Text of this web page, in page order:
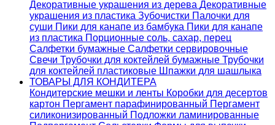
Декоративные украшения из дерева Декоративные
украшения из пластика Зубочистки Палочки для
суши Пики для канапе из бамбука Пики для канапе
из пластика Порционные соль, сахар, перец
Салфетки бумажные Салфетки сервировочные
Свечи Трубочки для коктейлей бумажные Трубочки
для коктейлей пластиковые Шпажки для шашлыка
ТОВАРЫ ДЛЯ КОНДИТЕРА
Кондитерские мешки и ленты Коробки для десертов
картон Пергамент парафинированный Пергамент
силиконизированный Подложки ламинированные